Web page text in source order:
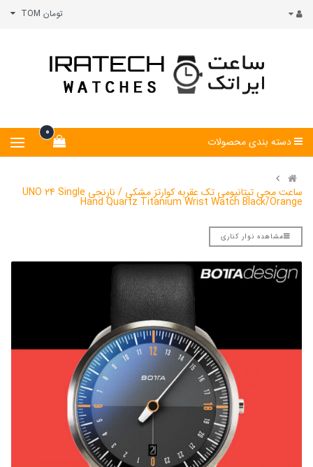
تومان TOM
0
دسته بندی محصولات
ساعت مچی تیتانیومی تک عقربه کوارتز مشکی / نارنجی UNO 24 Single
Hand Quartz Titanium Wrist Watch Black/Orange
مشاهده نوار کناری